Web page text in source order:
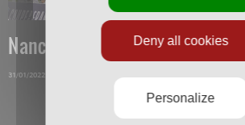
Nancy-Amiens
31/01/2022
Deny all cookies
Personalize